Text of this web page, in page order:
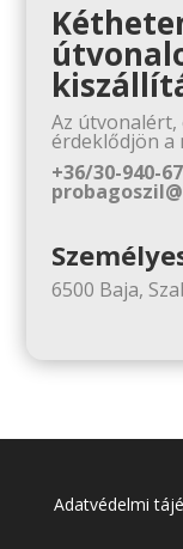
Az
érdeklődjön a
+36/30-940-
6500 Baja,
Adatvédelmi